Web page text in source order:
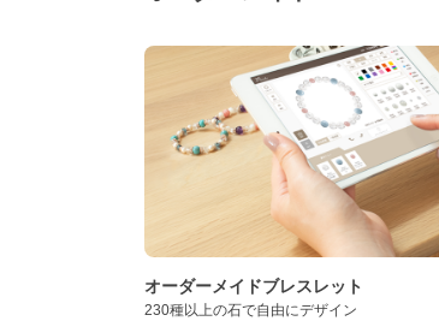
オーダーメイドブレスレット
230種以上の石で自由にデザイン